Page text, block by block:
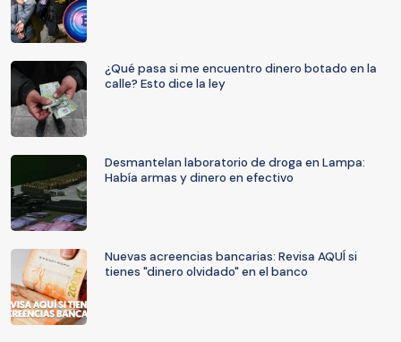
¿Qué pasa si me encuentro dinero botado en la
calle? Esto dice la ley
Desmantelan laboratorio de droga en Lampa:
Había armas y dinero en efectivo
Nuevas acreencias bancarias: Revisa AQUÍ si
tienes "dinero olvidado" en el banco